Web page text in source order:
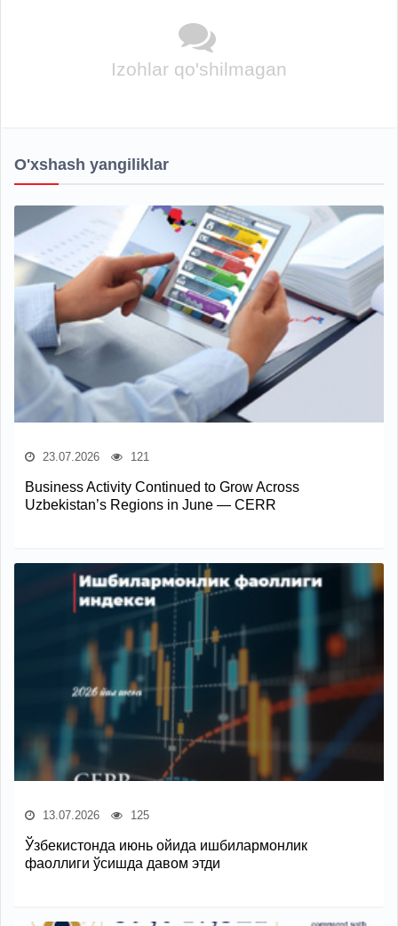
Izohlar qo'shilmagan
O'xshash yangiliklar
23.07.2026 121
Business Activity Continued to Grow Across
Uzbekistan’s Regions in June — CERR
13.07.2026 125
Ўзбекистонда июнь ойида ишбилармонлик
фаоллиги ўсишда давом этди